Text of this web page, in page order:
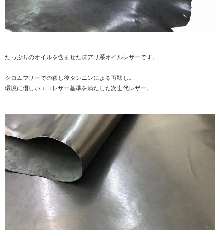
たっぷりのオイルを含ませた味アリ系オイルレザーです。
クロムフリーでの鞣し後タンニンによる再鞣し。
環境に優しいエコレザー基準を満たした次世代レザー。